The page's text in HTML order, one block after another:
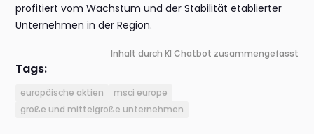
profitiert vom Wachstum und der Stabilität etablierter
Unternehmen in der Region.
Inhalt durch KI Chatbot zusammengefasst
Tags:
europäische aktien
msci europe
große und mittelgroße unternehmen